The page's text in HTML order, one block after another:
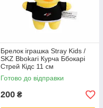
Брелок іграшка Stray Kids /
SKZ Bbokari Курча Ббокарі
Стрей Кідс 11 см
Готово до відправки
200 ₴